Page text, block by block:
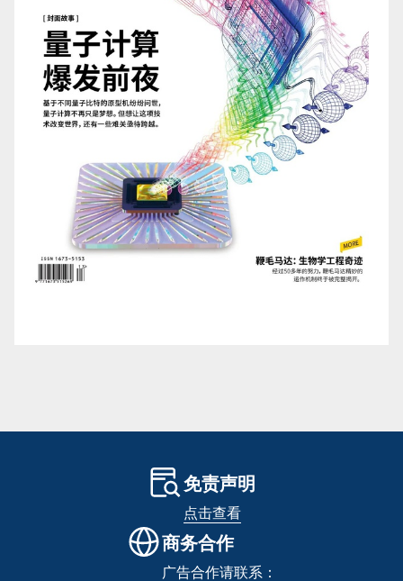
免责声明
点击查看
商务合作
广告合作请联系：